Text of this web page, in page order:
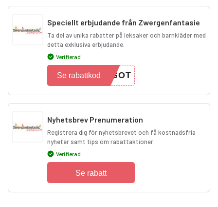
Speciellt erbjudande från Zwergenfantasie
Ta del av unika rabatter på leksaker och barnkläder med
detta exklusiva erbjudande.
Verifierad
TGOT
Se rabattkod
Nyhetsbrev Prenumeration
Registrera dig för nyhetsbrevet och få kostnadsfria
nyheter samt tips om rabattaktioner.
Verifierad
Se rabatt